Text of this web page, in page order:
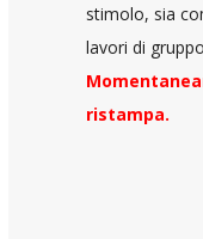
stimolo, sia
lavori di
ristampa.